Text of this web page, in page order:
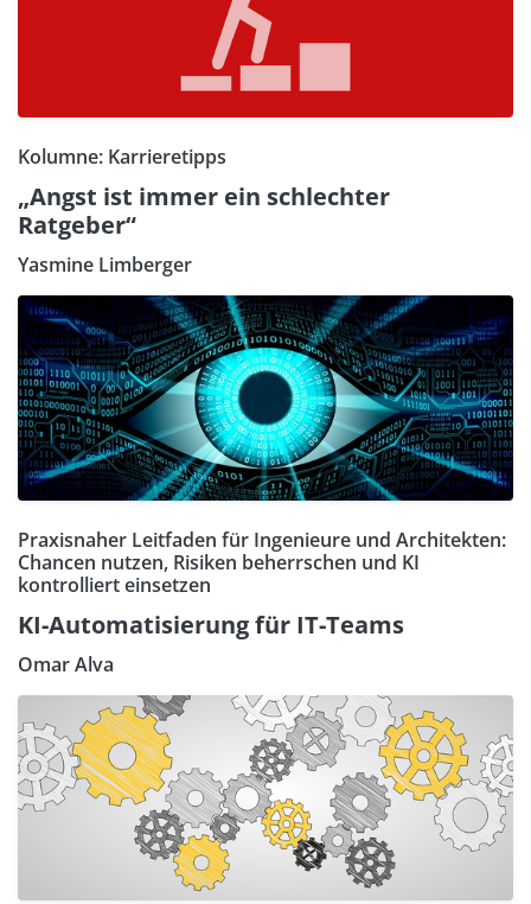
Kolumne: Karrieretipps
„Angst ist immer ein schlechter
Ratgeber“
Yasmine Limberger
Praxisnaher Leitfaden für Ingenieure und Architekten:
Chancen nutzen, Risiken beherrschen und KI
kontrolliert einsetzen
KI-Automatisierung für IT-Teams
Omar Alva